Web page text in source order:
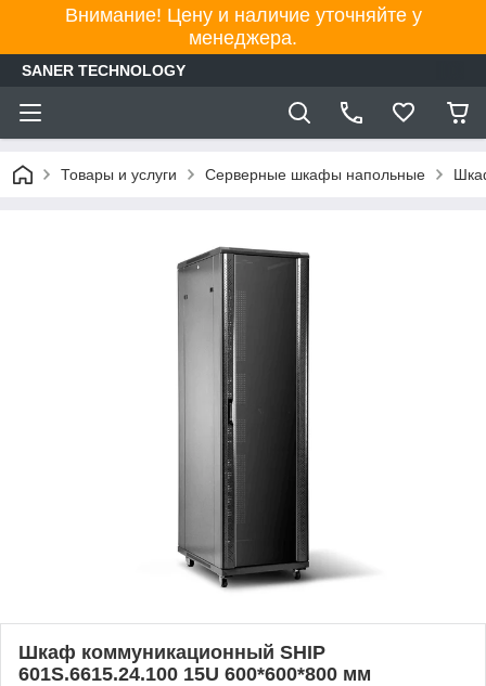
Внимание! Цену и наличие уточняйте у
менеджера.
SANER TECHNOLOGY
Товары и услуги Серверные шкафы напольные
Шкаф коммуникационный SHIP
601S.6615.24.100 15U 600*600*800 мм